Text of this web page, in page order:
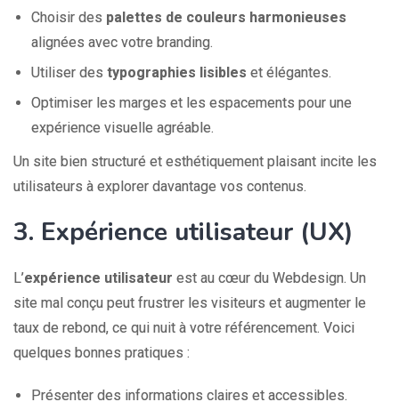
Choisir des palettes de couleurs harmonieuses
alignées avec votre branding.
Utiliser des typographies lisibles et élégantes.
Optimiser les marges et les espacements pour une
expérience visuelle agréable.
Un site bien structuré et esthétiquement plaisant incite les
utilisateurs à explorer davantage vos contenus.
3. Expérience utilisateur (UX)
L’expérience utilisateur est au cœur du Webdesign. Un
site mal conçu peut frustrer les visiteurs et augmenter le
taux de rebond, ce qui nuit à votre référencement. Voici
quelques bonnes pratiques :
Présenter des informations claires et accessibles.